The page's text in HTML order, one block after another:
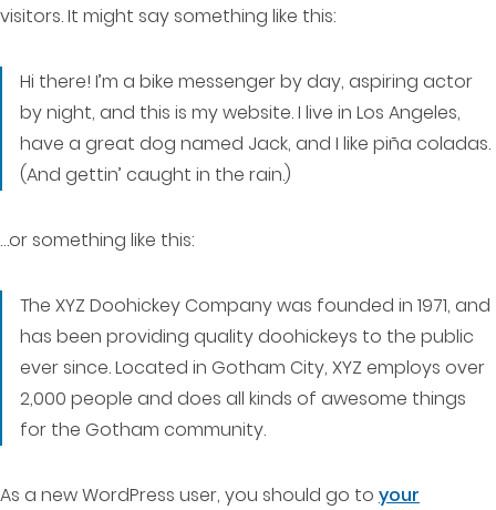
visitors. It might say something like this:
Hi there! I’m a bike messenger by day, aspiring actor
by night, and this is my website. I live in Los Angeles,
have a great dog named Jack, and I like piña coladas.
(And gettin’ caught in the rain.)
…or something like this:
The XYZ Doohickey Company was founded in 1971, and
has been providing quality doohickeys to the public
ever since. Located in Gotham City, XYZ employs over
2,000 people and does all kinds of awesome things
for the Gotham community.
As a new WordPress user, you should go to your